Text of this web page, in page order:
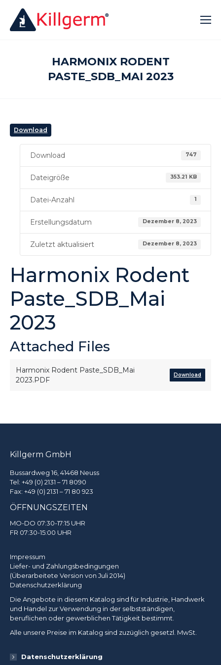
HARMONIX RODENT
PASTE_SDB_MAI 2023
Download
Download 747
Dateigröße 353.21 KB
Datei-Anzahl 1
Erstellungsdatum Dezember 8, 2023
Zuletzt aktualisiert Dezember 8, 2023
Harmonix Rodent
Paste_SDB_Mai
2023
Attached Files
Harmonix Rodent Paste_SDB_Mai
2023.PDF
Download
Killgerm GmbH
Bussardweg 16, 41468 Neuss
Tel: +49 (0) 2131 – 71 8090
Fax: +49 (0) 2131 – 71 80 923
ÖFFNUNGSZEITEN
MO-DO 07:30-17:15 UHR
FR 07:30-15:00 UHR
Impressum
Liefer- und Zahlungsbedingungen
(Überarbeitete Version von Juli 2014)
Datenschutzerklärung
Die Angebote in diesem Katalog sind für Industrie, Handwerk
und Handel zur Verwendung in der selbstständigen,
beruflichen oder gewerblichen Tätigkeit bestimmt.
Alle unsere Preise im Katalog sind zuzüglich gesetzl. MwSt.
Datenschutzerklärung